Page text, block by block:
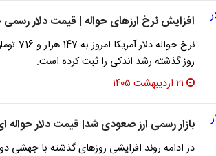
افزایش نرخ ارزهای حواله | قیمت دلار
نرخ حواله
روز گذشته رشد اندکی را ثبت کرده است.
۲۱ اردیبهشت ۱۴۰۵
بازار رسمی ارز صعودی شد| قیمت دلار حواله
در ادامه روند افزایشی روزهای گذشته با جهشی